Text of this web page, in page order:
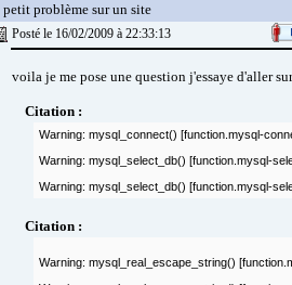
petit problème sur un site
Posté le 16/02/2009 à 22:33:13
voila je me pose une question j'essaye d'aller
Citation :
Warning: mysql_connect() [function.mysql-
Warning: mysql_select_db() [function.mysql-
Warning: mysql_select_db() [function.mysql-
Citation :
Warning: mysql_real_escape_string()